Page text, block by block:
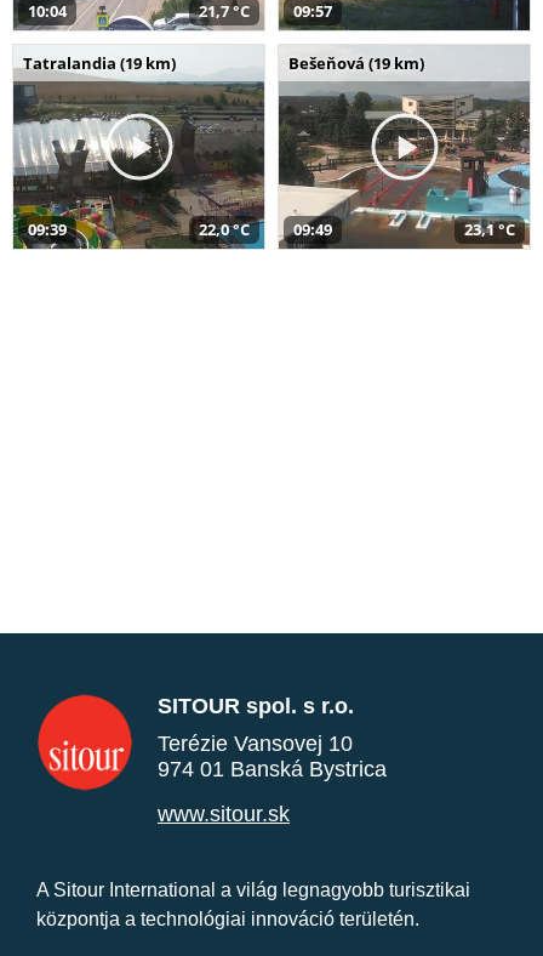
10:04 21,7 °C 09:57
Tatralandia (19 km)
09:39 22,0 °C
Bešeňová (19 km)
09:49 23,1 °C
SITOUR spol. s r.o.
Terézie Vansovej 10
974 01 Banská Bystrica
www.sitour.sk
A Sitour International a világ legnagyobb turisztikai
központja a technológiai innováció területén.